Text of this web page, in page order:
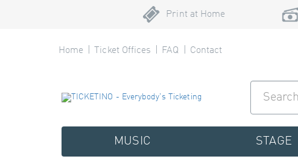
Print at Home
Home Ticket Offices FAQ Contact
MUSIC STAGE